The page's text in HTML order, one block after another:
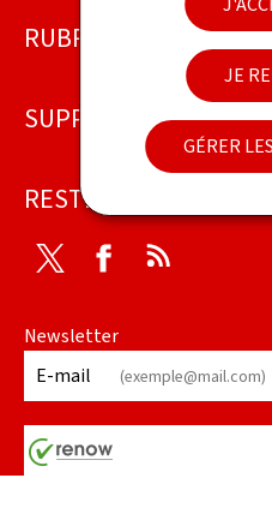
JE
GÉRER
Pied
page
RUBRIQUES
SUPPORT
RESTEZ CONNECTÉ
Twitter Facebook
Newsletter
E-mail